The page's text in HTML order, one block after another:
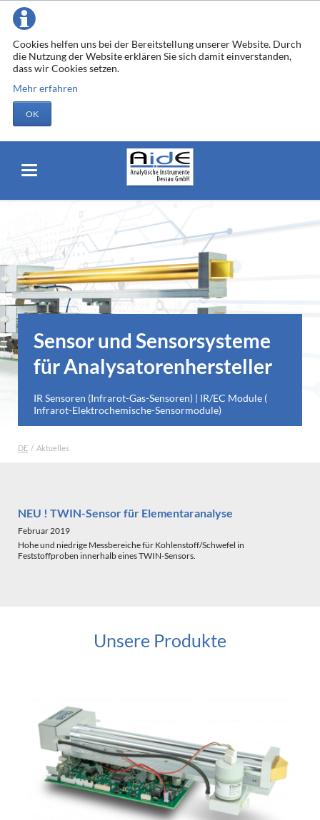
Cookies helfen uns bei der Bereitstellung unserer Website. Durch
die Nutzung der Website erklären Sie sich damit einverstanden,
dass wir Cookies setzen.
Mehr erfahren
OK
Sensor und Sensorsysteme
für Analysatorenhersteller
IR Sensoren (Infrarot-Gas-Sensoren) | IR/EC Module (
Infrarot-Elektrochemische-Sensormodule)
DE Aktuelles
NEU ! TWIN-Sensor für Elementaranalyse
Februar 2019
Hohe und niedrige Messbereiche für Kohlenstoff/Schwefel in
Feststoffproben innerhalb eines TWIN-Sensors.
Unsere Produkte